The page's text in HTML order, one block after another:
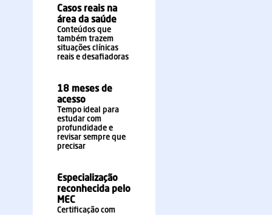
Casos reais na
área da saúde
Conteúdos que
também trazem
situações clínicas
reais e desafiadoras
18 meses de
acesso
Tempo ideal para
estudar com
profundidade e
revisar sempre que
precisar
Especialização
reconhecida pelo
MEC
Certificação com